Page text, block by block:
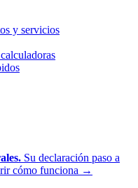
y servicios
Su declaración paso a
cómo funciona →